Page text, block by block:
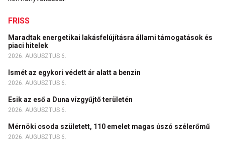
FRISS
Maradtak energetikai lakásfelújításra állami támogatások és
piaci hitelek
2026. AUGUSZTUS 6.
Ismét az egykori védett ár alatt a benzin
2026. AUGUSZTUS 6.
Esik az eső a Duna vízgyűjtő területén
2026. AUGUSZTUS 6.
Mérnöki csoda született, 110 emelet magas úszó szélerőmű
2026. AUGUSZTUS 6.